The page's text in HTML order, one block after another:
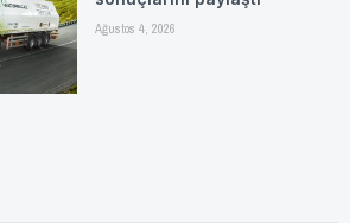
Ağustos 4, 2026